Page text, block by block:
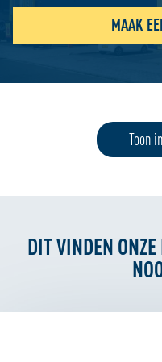
MAAK
Toon
DIT VINDEN